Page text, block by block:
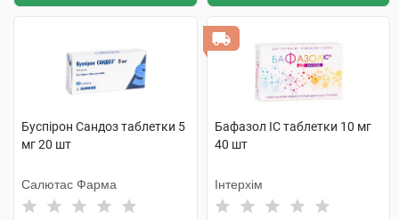
Буспірон Сандоз таблетки 5
мг 20 шт
Салютас Фарма
Бафазол IC таблетки 10 мг
40 шт
Інтерхім